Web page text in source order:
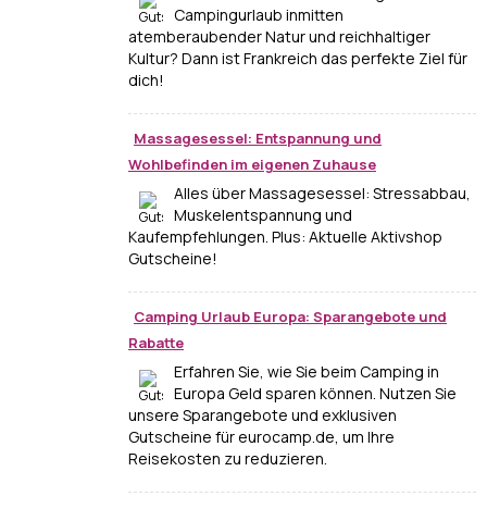
Campingurlaub inmitten
atemberaubender Natur und reichhaltiger
Kultur? Dann ist Frankreich das perfekte Ziel für
dich!
Massagesessel: Entspannung und
Wohlbefinden im eigenen Zuhause
Alles über Massagesessel: Stressabbau,
Muskelentspannung und
Kaufempfehlungen. Plus: Aktuelle Aktivshop
Gutscheine!
Camping Urlaub Europa: Sparangebote und
Rabatte
Erfahren Sie, wie Sie beim Camping in
Europa Geld sparen können. Nutzen Sie
unsere Sparangebote und exklusiven
Gutscheine für eurocamp.de, um Ihre
Reisekosten zu reduzieren.